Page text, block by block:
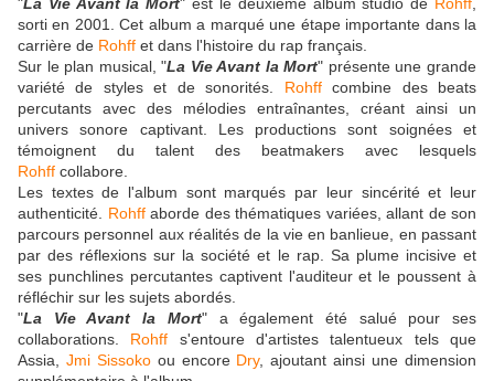
sorti en 2001. Cet album a marqué une étape importante dans la
carrière de Rohff et dans l'histoire du rap français.
Sur le plan musical, "La Vie Avant la Mort" présente une grande
variété de styles et de sonorités. Rohffcombine des beats
percutants avec des mélodies entraînantes, créant ainsi un
univers sonore captivant. Les productions sont soignées et
témoignent du talent des beatmakers avec lesquels
Rohff collabore.
Les textes de l'album sont marqués par leur sincérité et leur
authenticité. Rohffaborde des thématiques variées, allant de son
parcours personnel aux réalités de la vie en banlieue, en passant
par des réflexions sur la société et le rap. Sa plume incisive et
ses punchlines percutantes captivent l'auditeur et le poussent à
réfléchir sur les sujets abordés.
"La Vie Avant la Mort" a également été salué pour ses
collaborations. Rohff s'entoure d'artistes talentueux tels que
Assia, Jmi Sissokoou encore Dry, ajoutant ainsi une dimension